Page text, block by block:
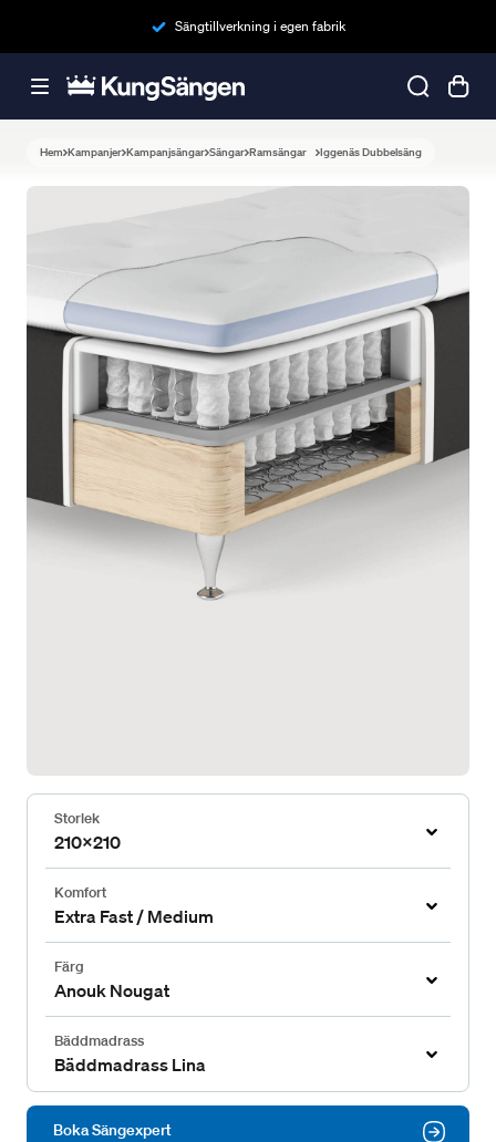
Sängtillverkning i egen fabrik
Hem Kampanjer Kampanjsängar Sängar Ramsängar Iggenäs Dubbelsäng
Storlek
210x210
Komfort
Extra Fast / Medium
Färg
Anouk Nougat
Bäddmadrass
Bäddmadrass Lina
Boka Sängexpert